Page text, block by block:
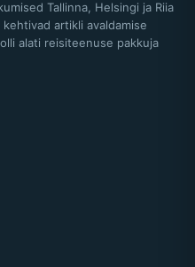
Tallinna, Helsingi ja Riia
artikli avaldamise
alati reisiteenuse pakkuja